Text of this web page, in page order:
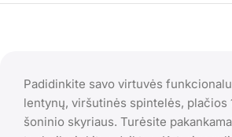
Padidinkite savo virtuvės
lentynų, viršutinės spintelės,
šoninio skyriaus. Turėsite